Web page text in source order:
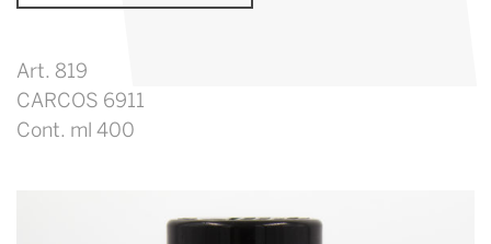
Art. 819
CARCOS 6911
Cont. ml 400